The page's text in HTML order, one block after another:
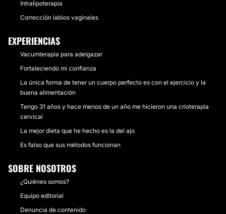
Intralipoterapia
Corrección labios vaginales
EXPERIENCIAS
Vacumterapia para adelgazar
Fortaleciendo mi confianza
La única forma de tener un cuerpo perfecto es con el ejercicio y la
buena alimentación
Tengo 31 años y hace menos de un año me hicieron una crioterapia
cervical
La mejor dieta que he hecho es la del ajo
Es falso que sus métodos funcionan
SOBRE NOSOTROS
¿Quiénes somos?
Equipo editorial
Denuncia de contenido